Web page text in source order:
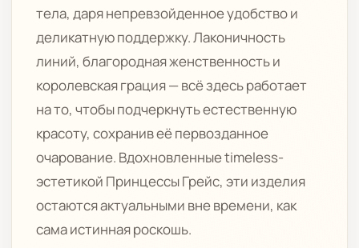
тела, даря непревзойденное удобство и
деликатную поддержку. Лаконичность
линий, благородная женственность и
королевская грация — всё здесь работает
на то, чтобы подчеркнуть естественную
красоту, сохранив её первозданное
очарование. Вдохновленные timeless-
эстетикой Принцессы Грейс, эти изделия
остаются актуальными вне времени, как
сама истинная роскошь.